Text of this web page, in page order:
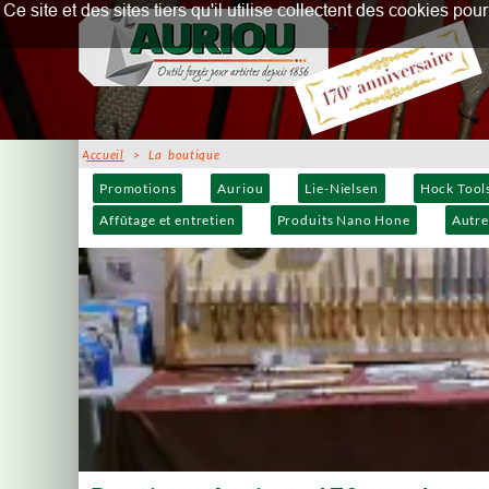
Promotions Auriou Lie-Nielsen Hock
Affûtage et entretien
Produits Nano Hone
Accueil > La boutique
Ce site et des sites tiers qu'il utilise collectent des cookies